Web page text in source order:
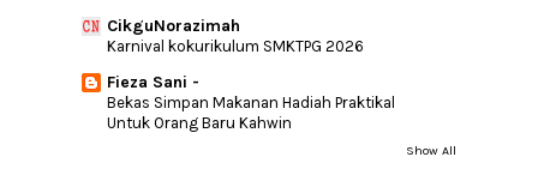
4 Tahun Sekali
Tips Tambah Traffik Blog
►February (19)
►January(32)
CikguNorazimah
Karnival kokurikulum SMKTPG 2026
Fieza Sani -
Bekas Simpan Makanan Hadiah Praktikal
Untuk Orang Baru Kahwin
Show All